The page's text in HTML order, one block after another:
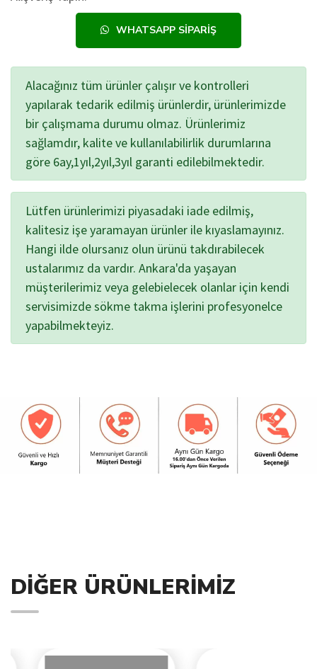
WHATSAPP SIPARIŞ
Alacağınız tüm ürünler çalışır ve kontrolleri
yapılarak tedarik edilmiş ürünlerdir, ürünlerimizde
bir çalışmama durumu olmaz. Ürünlerimiz
sağlamdır, kalite ve kullanılabilirlik durumlarına
göre 6ay,1yıl,2yıl,3yıl garanti edilebilmektedir.
Lütfen ürünlerimizi piyasadaki iade edilmiş,
kalitesiz işe yaramayan ürünler ile kıyaslamayınız.
Hangi ilde olursanız olun ürünü takdırabilecek
ustalarımız da vardır. Ankara'da yaşayan
müşterilerimiz veya gelebielecek olanlar için kendi
servisimizde sökme takma işlerini profesyonelce
yapabilmekteyiz.
DIĞER ÜRÜNLERIMIZ